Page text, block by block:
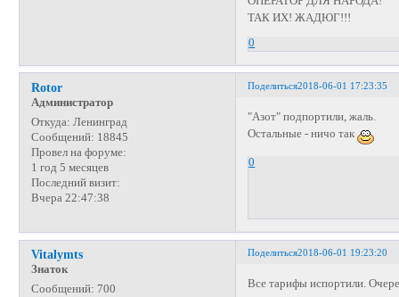
ТАК ИХ! ЖАДЮГ!!!
0
Поделиться2018-06-01 17:23:35
Rotor
Администратор
Откуда: Ленинград
Сообщений: 18845
Провел на форуме:
1 год 5 месяцев
Последний визит:
Вчера 22:47:38
"Азот" подпортили, жаль.
Остальные - ничо так
0
Поделиться2018-06-01 19:23:20
Vitalymts
Знаток
Сообщений: 700
Все тарифы испортили.